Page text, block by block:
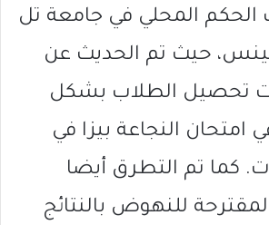
المحلي في جامعة تل
بينس، حيث تم الحديث عن
تحصيل الطلاب بشكل
امتحان النجاعة بيزا في
كما تم التطرق أيضا
للنهوض بالنتائج